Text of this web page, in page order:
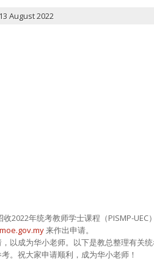
August 2022
2022年统考教师学士课程（PISMP-
来作出申请。
以成为华小老师。以下是教总整理有关
。祝大家申请顺利，成为华小老师！